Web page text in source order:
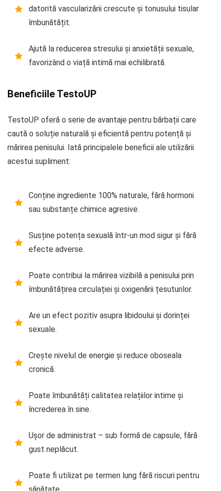
datorită vascularizării crescute și tonusului tisular
îmbunătățit.
Ajută la reducerea stresului și anxietății sexuale,
favorizând o viață intimă mai echilibrată.
Beneficiile TestoUP
TestoUP oferă o serie de avantaje pentru bărbații care
caută o soluție naturală și eficientă pentru potență și
mărirea penisului. Iată principalele beneficii ale utilizării
acestui supliment:
Conține ingrediente 100% naturale, fără hormoni
sau substanțe chimice agresive.
Susține potența sexuală într-un mod sigur și fără
efecte adverse.
Poate contribui la mărirea vizibilă a penisului prin
îmbunătățirea circulației și oxigenării țesuturilor.
Are un efect pozitiv asupra libidoului și dorinței
sexuale.
Crește nivelul de energie și reduce oboseala
cronică.
Poate îmbunătăți calitatea relațiilor intime și
încrederea în sine.
Ușor de administrat – sub formă de capsule, fără
gust neplăcut.
Poate fi utilizat pe termen lung fără riscuri pentru
sănătate.